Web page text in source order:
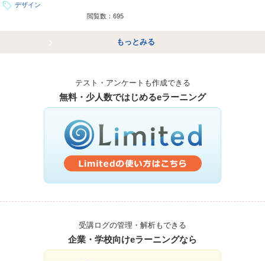
デザイン
閲覧数：695
もっとみる
テスト・アンケートも作成できる
無料・少人数ではじめるeラーニング
受講ログの管理・解析もできる
企業・学校向けeラーニングなら